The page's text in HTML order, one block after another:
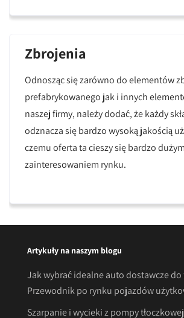
Zbrojenia
Odnosząc się zarówno do elementów
prefabrykowanego jak i innych
naszej firmy, należy dodać, że każdy
odznacza się bardzo wysoką jakością
czemu oferta ta cieszy się bardzo dużym
zainteresowaniem rynku.
Artykuły na naszym blogu
Jak wybrać idealne auto dostawcze do
Przewodnik po rynku pojazdów
Szarpanie i wycieki z pompy